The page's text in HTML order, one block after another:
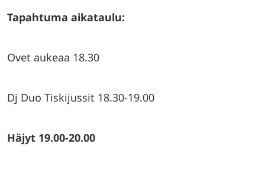
Tapahtuma aikataulu:
Ovet aukeaa 18.30
Dj Duo Tiskijussit 18.30-19.00
Häjyt 19.00-20.00